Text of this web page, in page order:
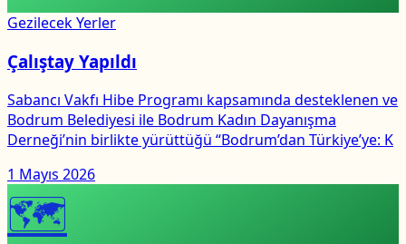
Gezilecek Yerler
Çalıştay Yapıldı
Sabancı Vakfı Hibe Programı kapsamında desteklenen ve
Bodrum Belediyesi ile Bodrum Kadın Dayanışma
Derneği’nin birlikte yürüttüğü “Bodrum’dan Türkiye’ye: K
1 Mayıs 2026
🗺